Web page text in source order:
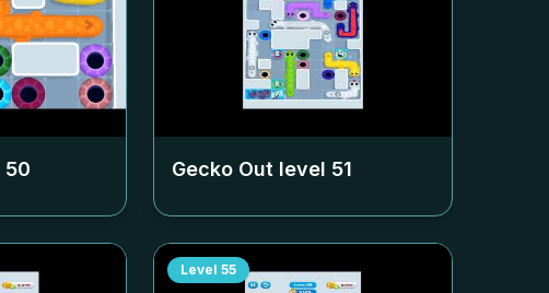
50 Gecko Out level 51
Level 55